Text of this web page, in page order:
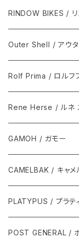
RINDOW BIKES / リ
Outer Shell / アウタ
Rolf Prima / ロルフ
Rene Herse / ルネ
GAMOH / ガモー
CAMELBAK / キャメ
PLATYPUS / プラテ
POST GENERAL /